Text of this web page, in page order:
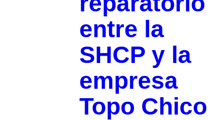
entre la
SHCP y la
empresa
Topo Chico